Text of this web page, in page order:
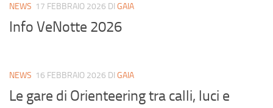
NEWS 17 FEBBRAIO 2026 DI GAIA
Info VeNotte 2026
NEWS 16 FEBBRAIO 2026 DI GAIA
Le gare di Orienteering tra calli, luci e